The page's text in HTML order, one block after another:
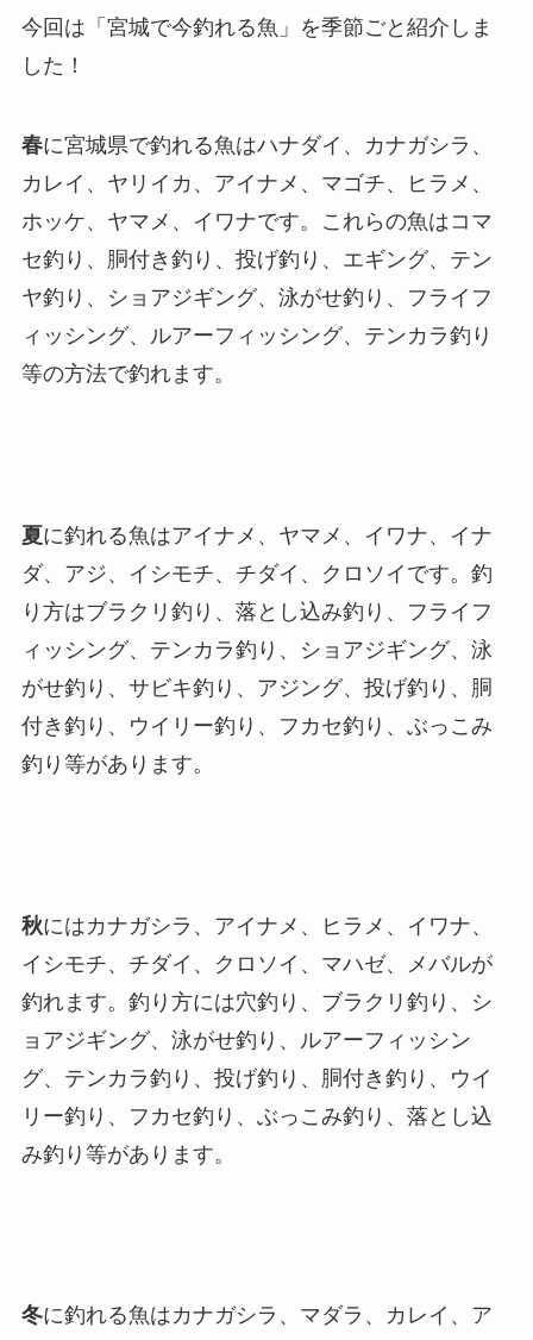
今回は「宮城で今釣れる魚」を季節ごと紹介しま
した！
春に宮城県で釣れる魚はハナダイ、カナガシラ、
カレイ、ヤリイカ、アイナメ、マゴチ、ヒラメ、
ホッケ、ヤマメ、イワナです。これらの魚はコマ
セ釣り、胴付き釣り、投げ釣り、エギング、テン
ヤ釣り、ショアジギング、泳がせ釣り、フライフ
ィッシング、ルアーフィッシング、テンカラ釣り
等の方法で釣れます。
夏に釣れる魚はアイナメ、ヤマメ、イワナ、イナ
ダ、アジ、イシモチ、チダイ、クロソイです。釣
り方はブラクリ釣り、落とし込み釣り、フライフ
ィッシング、テンカラ釣り、ショアジギング、泳
がせ釣り、サビキ釣り、アジング、投げ釣り、胴
付き釣り、ウイリー釣り、フカセ釣り、ぶっこみ
釣り等があります。
秋にはカナガシラ、アイナメ、ヒラメ、イワナ、
イシモチ、チダイ、クロソイ、マハゼ、メバルが
釣れます。釣り方には穴釣り、ブラクリ釣り、シ
ョアジギング、泳がせ釣り、ルアーフィッシン
グ、テンカラ釣り、投げ釣り、胴付き釣り、ウイ
リー釣り、フカセ釣り、ぶっこみ釣り、落とし込
み釣り等があります。
冬に釣れる魚はカナガシラ、マダラ、カレイ、ア